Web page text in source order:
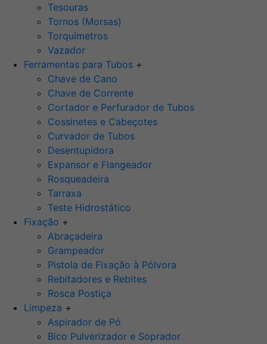
Tesouras
Tornos (Morsas)
Torquímetros
Vazador
Ferramentas para Tubos +
Chave de Cano
Chave de Corrente
Cortador e Perfurador de Tubos
Cossinetes e Cabeçotes
Curvador de Tubos
Desentupidora
Expansor e Flangeador
Rosqueadeira
Tarraxa
Teste Hidrostático
Fixação +
Abraçadeira
Grampeador
Pistola de Fixação à Pólvora
Rebitadores e Rebites
Rosca Postiça
Limpeza +
Aspirador de Pó
Bico Pulverizador e Soprador